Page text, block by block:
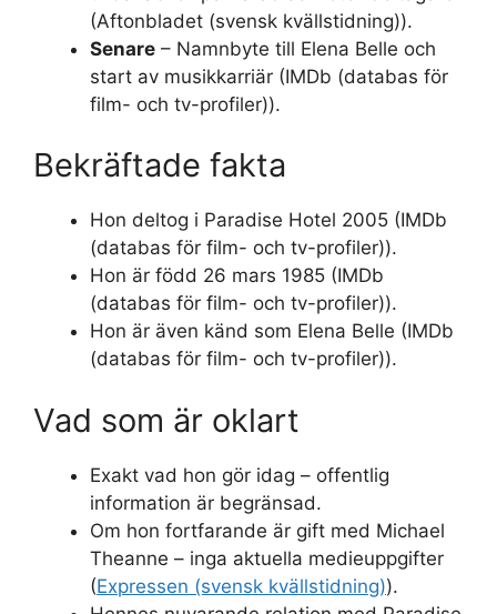
(Aftonbladet (svensk kvällstidning)).
Senare – Namnbyte till Elena Belle och
start av musikkarriär (IMDb (databas för
film- och tv-profiler)).
Bekräftade fakta
Hon deltog i Paradise Hotel 2005 (IMDb
(databas för film- och tv-profiler)).
Hon är född 26 mars 1985 (IMDb
(databas för film- och tv-profiler)).
Hon är även känd som Elena Belle (IMDb
(databas för film- och tv-profiler)).
Vad som är oklart
Exakt vad hon gör idag – offentlig
information är begränsad.
Om hon fortfarande är gift med Michael
Theanne – inga aktuella medieuppgifter
(Expressen (svensk kvällstidning)).